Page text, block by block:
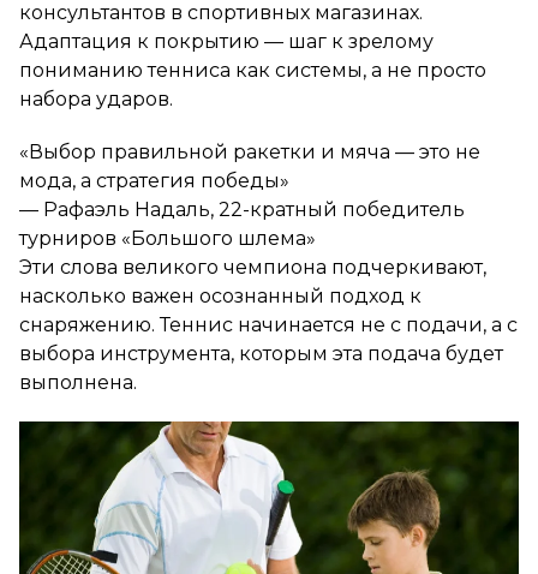
консультантов в спортивных магазинах.
Адаптация к покрытию — шаг к зрелому
пониманию тенниса как системы, а не просто
набора ударов.
«Выбор правильной ракетки и мяча — это не
мода, а стратегия победы»
— Рафаэль Надаль, 22-кратный победитель
турниров «Большого шлема»
Эти слова великого чемпиона подчеркивают,
насколько важен осознанный подход к
снаряжению. Теннис начинается не с подачи, а с
выбора инструмента, которым эта подача будет
выполнена.